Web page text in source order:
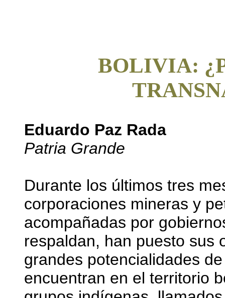
BOLIVIA:
Eduardo Paz Rada
Patria Grande
Durante los últimos tres
corporaciones mineras y
acompañadas por
respaldan, han puesto sus
grandes potencialidades
encuentran en el territorio